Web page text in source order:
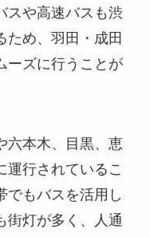
スや高速バスも渋
ため、羽田・成田
ーズに行うことが
六本木、目黒、恵
運行されているこ
でもバスを活用し
街灯が多く、人通